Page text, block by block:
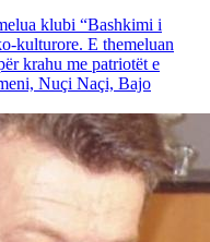
klubi “Bashkimi i
kulturore. E themeluan
krahu me patriotët e
Nuçi Naçi, Bajo